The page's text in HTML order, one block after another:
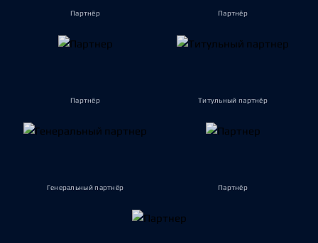
Партнёр Партнёр
Партнёр Титульный партнёр
Генеральный партнёр Партнёр